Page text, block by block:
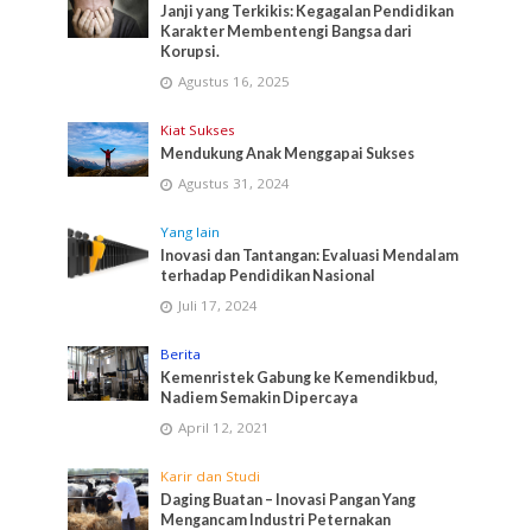
Janji yang Terkikis: Kegagalan Pendidikan
Karakter Membentengi Bangsa dari
Korupsi.
Agustus 16, 2025
Kiat Sukses
Mendukung Anak Menggapai Sukses
Agustus 31, 2024
Yang lain
Inovasi dan Tantangan: Evaluasi Mendalam
terhadap Pendidikan Nasional
Juli 17, 2024
Berita
Kemenristek Gabung ke Kemendikbud,
Nadiem Semakin Dipercaya
April 12, 2021
Karir dan Studi
Daging Buatan – Inovasi Pangan Yang
Mengancam Industri Peternakan